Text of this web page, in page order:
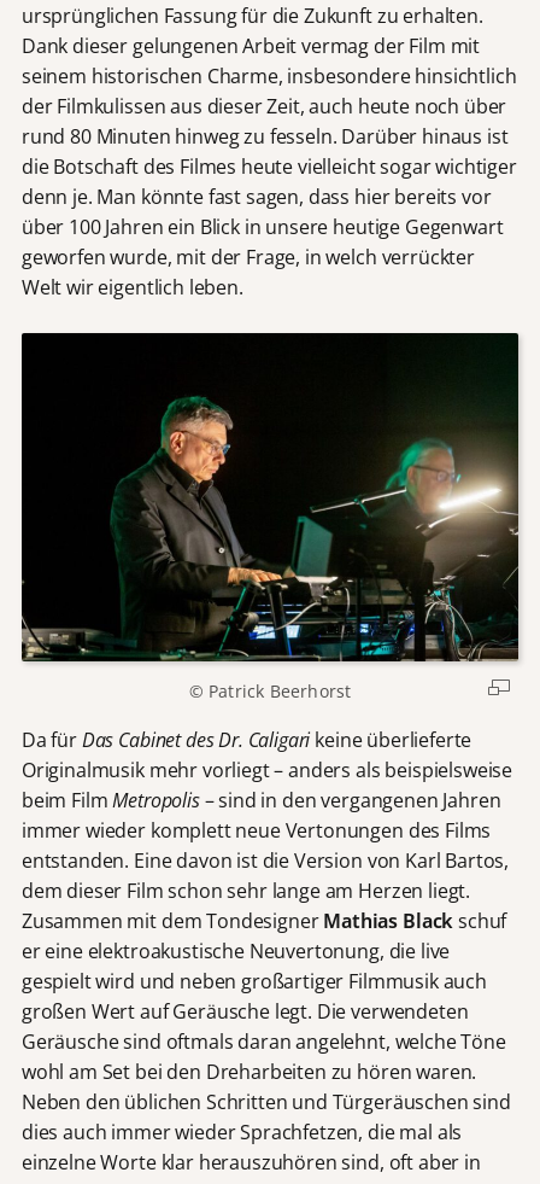
ursprünglichen Fassung für die Zukunft zu erhalten.
Dank dieser gelungenen Arbeit vermag der Film mit
seinem historischen Charme, insbesondere hinsichtlich
der Filmkulissen aus dieser Zeit, auch heute noch über
rund 80 Minuten hinweg zu fesseln. Darüber hinaus ist
die Botschaft des Filmes heute vielleicht sogar wichtiger
denn je. Man könnte fast sagen, dass hier bereits vor
über 100 Jahren ein Blick in unsere heutige Gegenwart
geworfen wurde, mit der Frage, in welch verrückter
Welt wir eigentlich leben.
© Patrick Beerhorst
Da fürDas Cabinet des Dr. Caligarikeine überlieferte
Originalmusik mehr vorliegt – anders als beispielsweise
beim FilmMetropolis– sind in den vergangenen Jahren
immer wieder komplett neue Vertonungen des Films
entstanden. Eine davon ist die Version von Karl Bartos,
dem dieser Film schon sehr lange am Herzen liegt.
Zusammen mit dem TondesignerMathias Blackschuf
er eine elektroakustische Neuvertonung, die live
gespielt wird und neben großartiger Filmmusik auch
großen Wert auf Geräusche legt. Die verwendeten
Geräusche sind oftmals daran angelehnt, welche Töne
wohl am Set bei den Dreharbeiten zu hören waren.
Neben den üblichen Schritten und Türgeräuschen sind
dies auch immer wieder Sprachfetzen, die mal als
einzelne Worte klar herauszuhören sind, oft aber in